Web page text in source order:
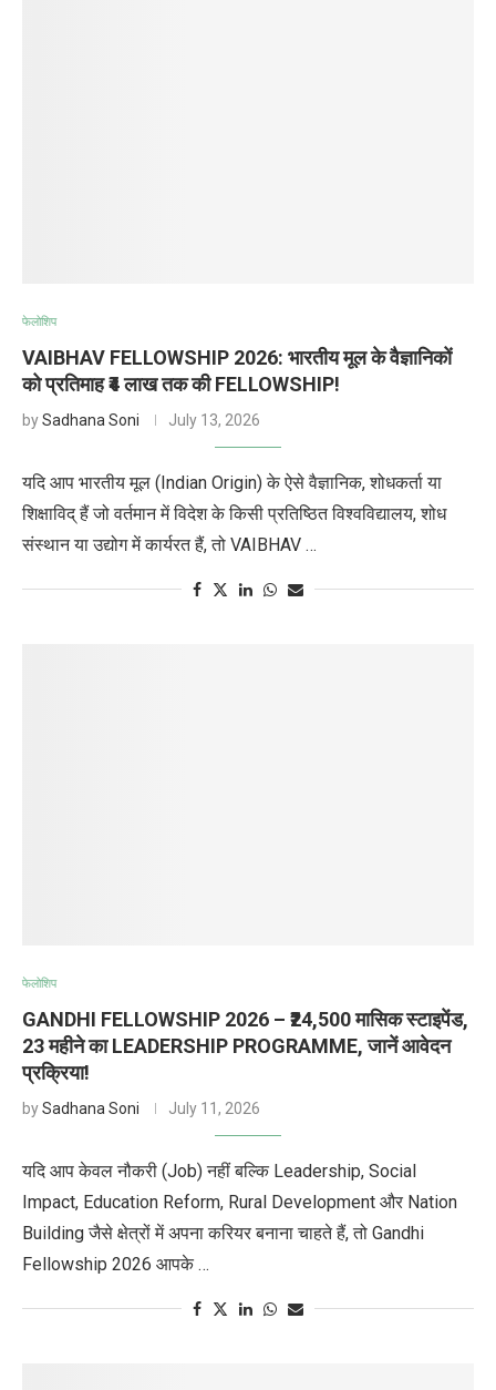
फेलोशिप
VAIBHAV FELLOWSHIP 2026: भारतीय मूल के वैज्ञानिकों
को प्रतिमाह ₹4 लाख तक की FELLOWSHIP!
bySadhana Soni July 13, 2026
यदि आप भारतीय मूल (Indian Origin) के ऐसे वैज्ञानिक, शोधकर्ता या
शिक्षाविद् हैं जो वर्तमान में विदेश के किसी प्रतिष्ठित विश्वविद्यालय, शोध
संस्थान या उद्योग में कार्यरत हैं, तो VAIBHAV …
फेलोशिप
GANDHI FELLOWSHIP 2026 – ₹24,500 मासिक स्टाइपेंड,
23 महीने का LEADERSHIP PROGRAMME, जानें आवेदन
प्रक्रिया!
bySadhana Soni July 11, 2026
यदि आप केवल नौकरी (Job) नहीं बल्कि Leadership, Social
Impact, Education Reform, Rural Development और Nation
Building जैसे क्षेत्रों में अपना करियर बनाना चाहते हैं, तो Gandhi
Fellowship 2026 आपके …